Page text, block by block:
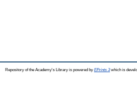
Repository of the Academy's Library is powered by EPrints 3which is